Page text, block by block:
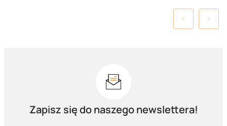
Zapisz się do naszego newslettera!